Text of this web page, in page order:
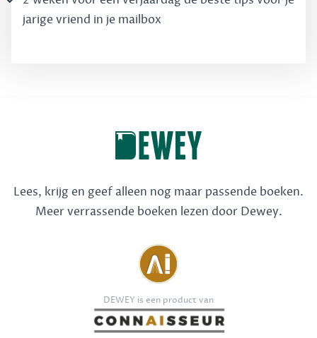
jarige vriend in je mailbox
Lees, krijg en geef alleen nog maar passende boeken.
Meer verrassende boeken lezen door Dewey.
DEWEY is een product van